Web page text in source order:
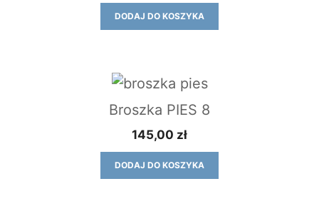
DODAJ DO KOSZYKA
Broszka PIES 8
145,00 zł
DODAJ DO KOSZYKA